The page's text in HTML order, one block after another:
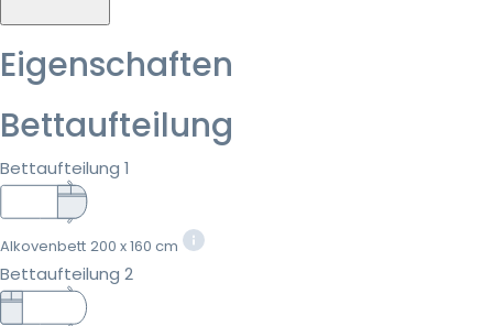
Eigenschaften
Bettaufteilung
Bettaufteilung 1
Alkovenbett 200 x 160 cm
Bettaufteilung 2